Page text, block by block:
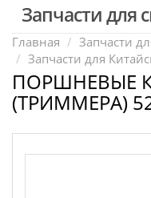
Запчасти для УШМ
Запчасти для
Конденсаторы
Якоря, статоры
Аккумуляторы,
Скидка 50%
Запчасти для
Главная
Запчасти
Запчасти для
ПОРШНЕВЫЕ
(ТРИММЕРА)